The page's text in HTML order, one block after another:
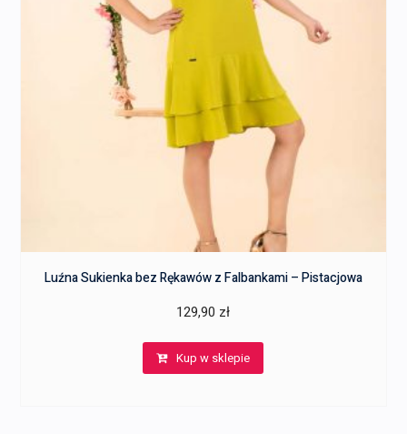
Luźna Sukienka bez Rękawów z Falbankami – Pistacjowa
129,90 zł
Kup w sklepie